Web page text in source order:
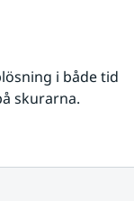
i både tid
skurarna.